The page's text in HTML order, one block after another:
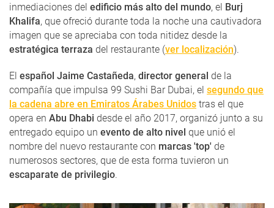
inmediaciones del edificio más alto del mundo, el Burj
Khalifa, que ofreció durante toda la noche una cautivadora
imagen que se apreciaba con toda nitidez desde la
estratégica terraza del restaurante (ver localización).
El español Jaime Castañeda, director general de la
compañía que impulsa 99 Sushi Bar Dubai, el segundo que
la cadena abre en Emiratos Árabes Unidos tras el que
opera en Abu Dhabi desde el año 2017, organizó junto a su
entregado equipo un evento de alto nivel que unió el
nombre del nuevo restaurante con marcas 'top' de
numerosos sectores, que de esta forma tuvieron un
escaparate de privilegio.